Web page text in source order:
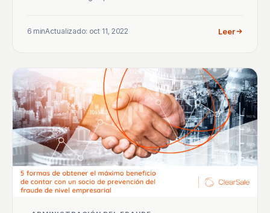
6 minActualizado: oct 11, 2022 Leer